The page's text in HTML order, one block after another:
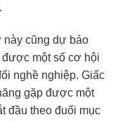
này cũng dự báo
được một số cơ hội
nghề nghiệp. Giấc
gặp được một
đầu theo đuổi mục